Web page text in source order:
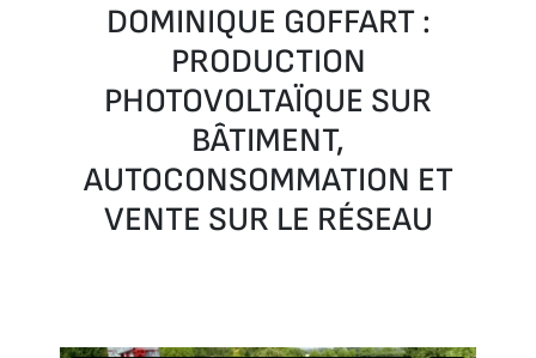
DOMINIQUE GOFFART :
PRODUCTION
PHOTOVOLTAÏQUE SUR
BÂTIMENT,
AUTOCONSOMMATION ET
VENTE SUR LE RÉSEAU